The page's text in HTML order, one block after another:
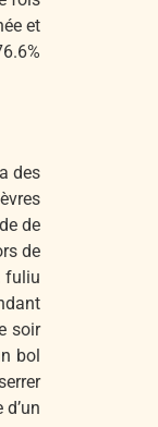
et
des
de
de
fuliu
soir
bol